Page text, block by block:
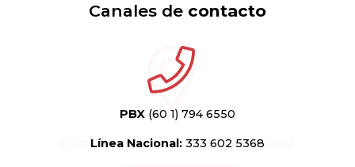
Canales de contacto
PBX (60 1) 794 6550
Línea Nacional: 333 602 5368